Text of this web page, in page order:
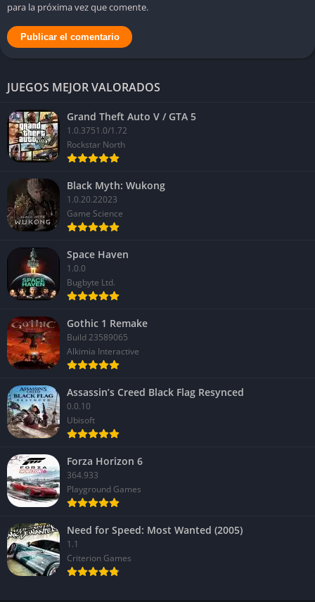
para la próxima vez que comente.
JUEGOS MEJOR VALORADOS
Grand Theft Auto V / GTA 5
1.0.3751.0/1.72
Rockstar North
Black Myth: Wukong
1.0.20.22023
Game Science
Space Haven
1.0.0
Bugbyte Ltd.
Gothic 1 Remake
Build 23589065
Alkimia Interactive
Assassin’s Creed Black Flag Resynced
0.0.10
Ubisoft
Forza Horizon 6
364.933
Playground Games
Need for Speed: Most Wanted (2005)
1.1
Criterion Games